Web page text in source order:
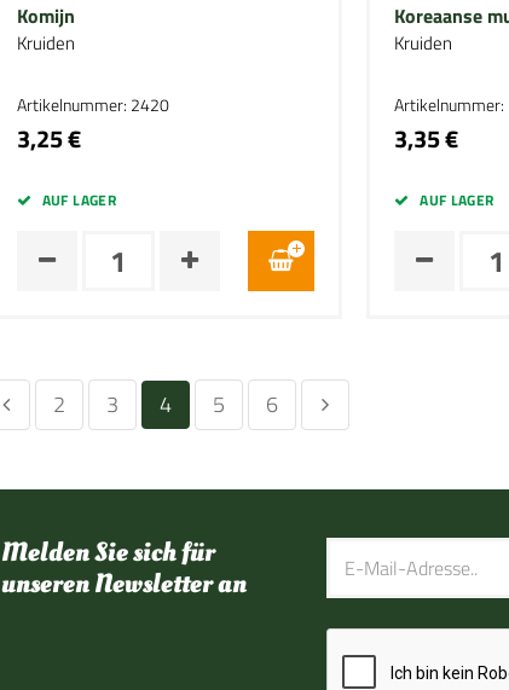
Komijn
Kruiden
Artikelnummer: 2420
3,25 €
AUF LAGER
Koreaanse
Kruiden
3,35 €
AUF LAGER
2 3 4 5 6
Melden Sie sich für
unseren Newsletter an